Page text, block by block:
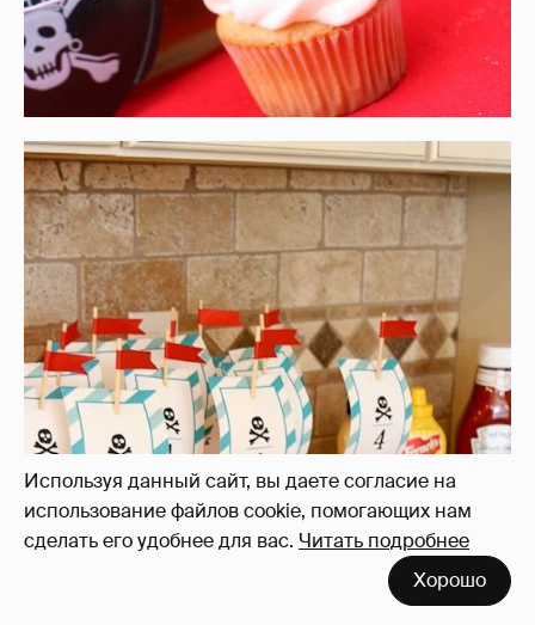
Используя данный сайт, вы даете согласие на
использование файлов cookie, помогающих нам
сделать его удобнее для вас. Читать подробнее
Хорошо